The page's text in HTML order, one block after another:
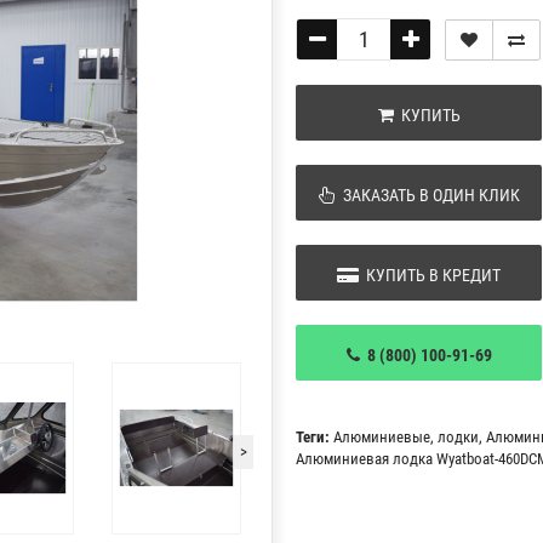
>
КУПИТЬ
ЗАКАЗАТЬ В ОДИН КЛИК
КУПИТЬ В КРЕДИТ
8 (800) 100-91-69
Теги: Алюминиевые, лодки,
Алюминиевая лодка Wyatboat-